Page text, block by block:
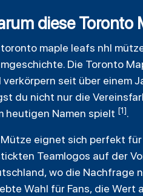
diese Toronto
toronto maple leafs nhl
Die Toronto
verkörpern seit über einem
du nicht nur die
heutigen Namen spielt [1].
eignet sich perfekt
Teamlogos auf der
wo die Nachfrage
Wahl für Fans, die